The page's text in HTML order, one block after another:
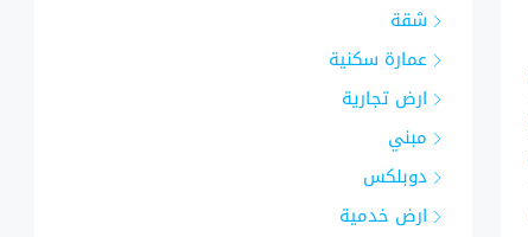
شقة
عمارة سكنية
ارض تجارية
مبني
دوبلكس
ارض خدمية